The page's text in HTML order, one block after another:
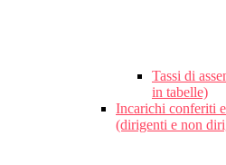
Tassi di
in tabelle)
Incarichi conferiti
(dirigenti e non